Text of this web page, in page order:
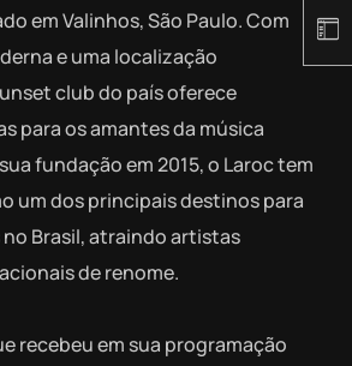
em Valinhos, São Paulo. Com
e uma localização
club do país oferece
para os amantes da música
fundação em 2015, o Laroc tem
um dos principais destinos para
Brasil, atraindo artistas
de renome.
recebeu em sua programação